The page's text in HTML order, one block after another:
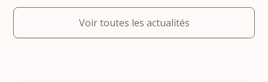
Voir toutes les actualités